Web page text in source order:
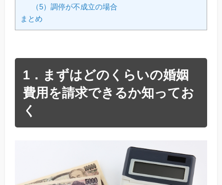
（5）調停が不成立の場合
まとめ
1．まずはどのくらいの婚姻
費用を請求できるか知ってお
く